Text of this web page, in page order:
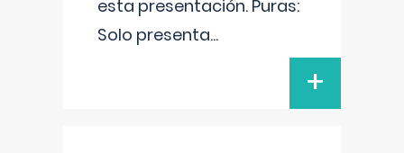
esta presentación. Puras:
Solo presenta...
+